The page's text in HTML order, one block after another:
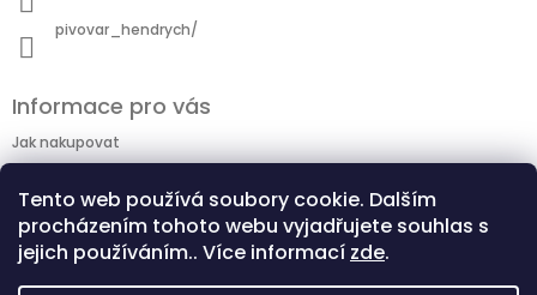
Tento web používá soubory cookie. Dalším
procházením tohoto webu vyjadřujete souhlas s
jejich používáním.. Více informací zde.
pivovar_hendrych/
Informace pro vás
Jak nakupovat
Obchodní podmínky
Podmínky ochrany osobních údajů